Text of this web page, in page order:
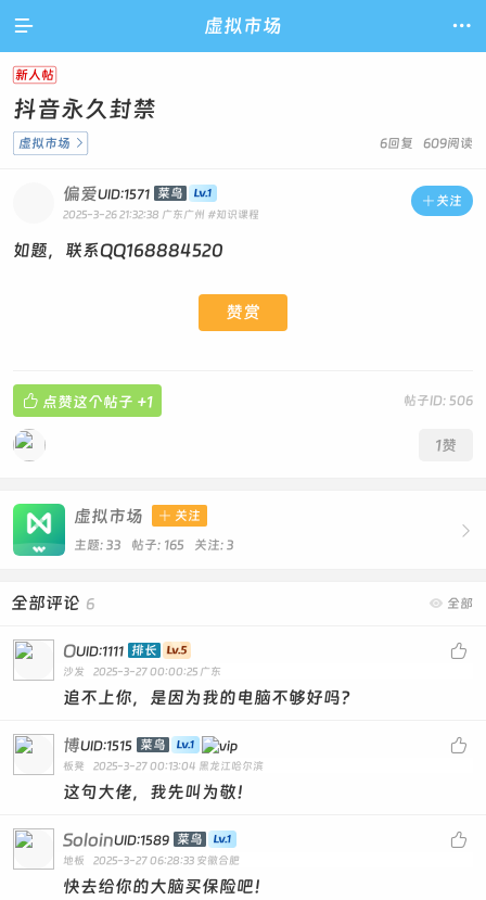
 虚拟市场 
新人帖
抖音永久封禁
6回复 609阅读
虚拟市场 
 关注
偏爱UID:1571 菜鸟
2025-3-26 21:32:38 广东广州 #知识课程
如题，联系QQ168884520
赞赏
帖子ID: 506
 点赞这个帖子 +1
1赞

虚拟市场  关注
主题: 33 帖子: 165 关注: 3
 全部
全部评论 6

OUID:1111 排长
沙发 2025-3-27 00:00:25 广东
追不上你，是因为我的电脑不够好吗？

博UID:1515 菜鸟
板凳 2025-3-27 00:13:04 黑龙江哈尔滨
这句大佬，我先叫为敬！

SoloinUID:1589 菜鸟
地板 2025-3-27 06:28:33 安徽合肥
快去给你的大脑买保险吧！